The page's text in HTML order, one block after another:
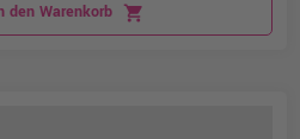
den Warenkorb shopping_cart